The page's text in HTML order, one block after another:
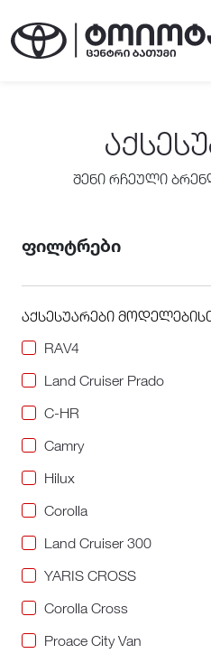
შენი რჩეული
ფილტრები
აქსესუარები
RAV4
Land Cruiser Prado
C-HR
Camry
Hilux
Corolla
Land Cruiser 300
YARIS CROSS
Corolla Cross
Proace City Van